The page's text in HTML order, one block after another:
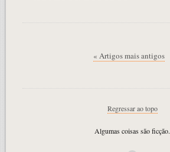
« Artigos mais antigos
Regressar ao topo
Algumas coisas são ficção.